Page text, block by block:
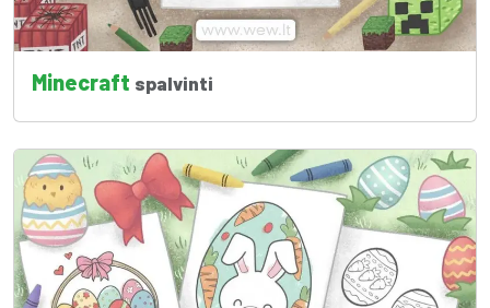
Minecraft spalvinti